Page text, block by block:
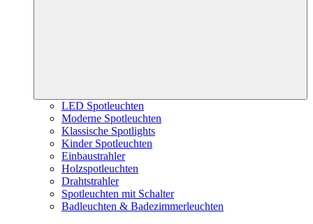
LED Spotleuchten
Moderne Spotleuchten
Klassische Spotlights
Kinder Spotleuchten
Einbaustrahler
Holzspotleuchten
Drahtstrahler
Spotleuchten mit Schalter
Badleuchten & Badezimmerleuchten